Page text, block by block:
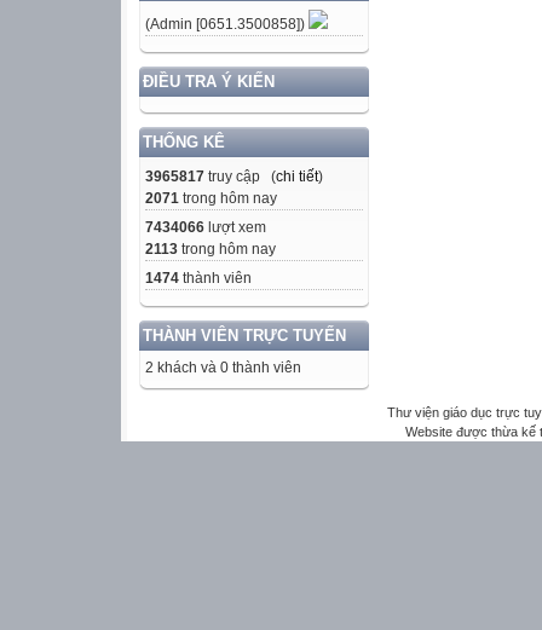
(Admin [0651.3500858])
ĐIỀU TRA Ý KIẾN
THỐNG KÊ
3965817 truy cập (chi tiết)
2071 trong hôm nay
7434066 lượt xem
2113 trong hôm nay
1474 thành viên
THÀNH VIÊN TRỰC TUYẾN
2 khách và 0 thành viên
Thư viện giáo dục trực
Website được thừa kế